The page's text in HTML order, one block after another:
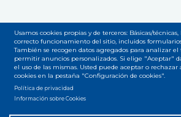
Menú
del
Accesibilidad Privacidad Legal
Usamos cookies propias y de terceros: Básicas/
correcto funcionamiento del sitio, incluidos
También se recogen datos agregados para analizar
permitir anuncios personalizados. Si elige "Aceptar"
el uso de las mismas. Usted puede aceptar o
cookies en la pestaña "Configuración de cookies".
Política de privacidad
Información sobre Cookies